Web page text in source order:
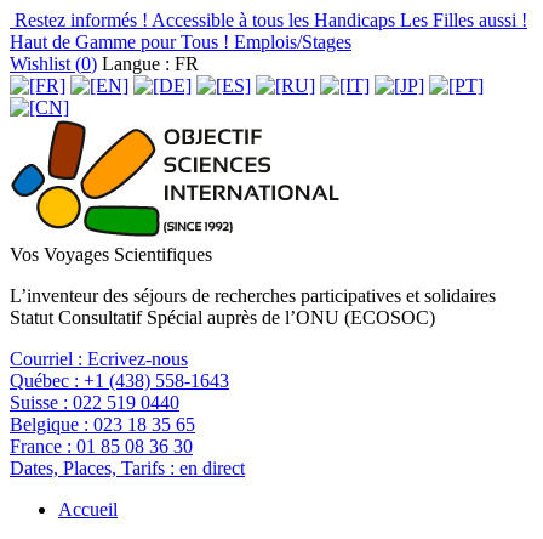
Restez informés ! Accessible à tous les Handicaps Les Filles aussi !
Haut de Gamme pour Tous ! Emplois/Stages
Wishlist (0) Langue : FR
Vos Voyages Scientifiques
L’inventeur des séjours de recherches participatives et solidaires
Statut Consultatif Spécial auprès de l’ONU (ECOSOC)
Courriel : Ecrivez-nous
Québec : +1 (438) 558-1643
Suisse : 022 519 0440
Belgique : 023 18 35 65
France : 01 85 08 36 30
Dates, Places, Tarifs : en direct
Accueil